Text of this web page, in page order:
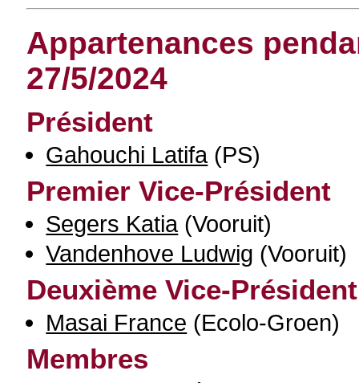
Appartenances
27/5/2024
Président
Gahouchi Latifa(PS)
Premier Vice-Président
Segers Katia(Vooruit)
Vandenhove Ludwig (Vooruit)
Deuxième Vice-Président
Masai France (Ecolo-Groen)
Membres